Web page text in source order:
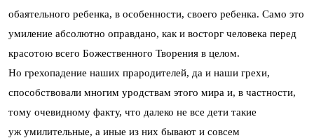
обаятельного ребенка, в особенности, своего ребенка. Само это
умиление абсолютно оправдано, как и восторг человека перед
красотою всего Божественного Творения в целом.
Но грехопадение наших прародителей, да и наши грехи,
способствовали многим уродствам этого мира и, в частности,
тому очевидному факту, что далеко не все дети такие
уж умилительные, а иные из них бывают и совсем